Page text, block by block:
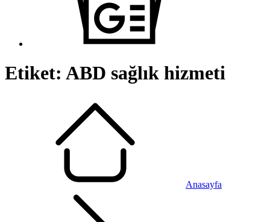
Etiket: ABD sağlık hizmeti
Anasayfa